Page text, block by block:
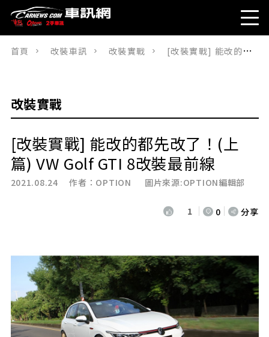
首頁 改裝車訊 改裝實戰 [改裝實戰] 能改的都先改了！(上篇) VW Golf GTI 8改裝最前線
改裝實戰
[改裝實戰] 能改的都先改了！(上
篇) VW Golf GTI 8改裝最前線
2021.08.24 作者： OPTION 圖片來源:OPTION編輯部
1 0 分享